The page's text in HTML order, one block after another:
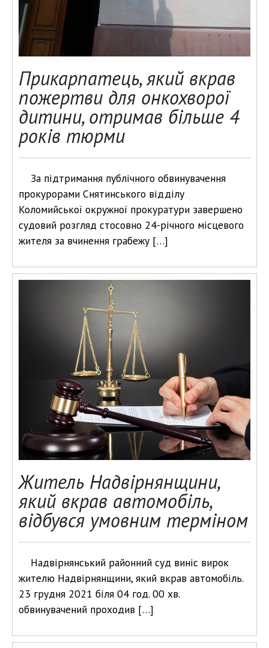
Прикарпатець, який вкрав
пожертви для онкохворої
дитини, отримав більше 4
років тюрми
За підтримання публічного обвинувачення
прокурорами Снятинського відділу
Коломийської окружної прокуратури завершено
судовий розгляд стосовно 24-річного місцевого
жителя за вчинення грабежу […]
Житель Надвірнянщини,
який вкрав автомобіль,
відбувся умовним терміном
Надвірнянський районний суд виніс вирок
жителю Надвірнянщини, який вкрав автомобіль.
23 грудня 2021 біля 04 год. 00 хв.
обвинувачений проходив […]